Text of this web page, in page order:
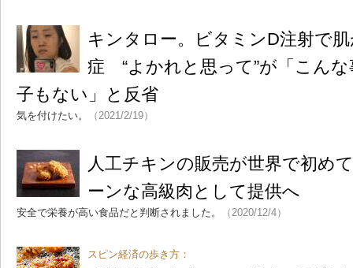
キンタロー。ビタミンD注射で
症 “よかれと思って”が「こん
子もない」と反省
気を付けたい。 （2021/2/19）
人工チキンの販売が世界で初め
ーンな高級肉として提供へ
安全で栄養が高い食品だと判断されました。 （2020/12/4）
スピン経済の歩き方：